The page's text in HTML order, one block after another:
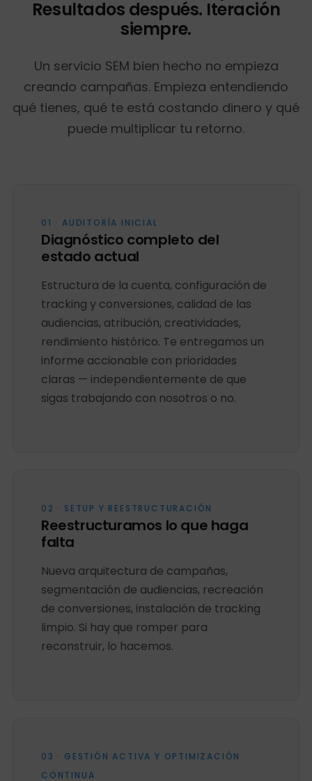
Resultados después. Iteración
siempre.
Un servicio SEM bien hecho no empieza
creando campañas. Empieza entendiendo
qué tienes, qué te está costando dinero y qué
puede multiplicar tu retorno.
01 · AUDITORÍA INICIAL
Diagnóstico completo del
estado actual
Estructura de la cuenta, configuración de
tracking y conversiones, calidad de las
audiencias, atribución, creatividades,
rendimiento histórico. Te entregamos un
informe accionable con prioridades
claras — independientemente de que
sigas trabajando con nosotros o no.
02 · SETUP Y REESTRUCTURACIÓN
Reestructuramos lo que haga
falta
Nueva arquitectura de campañas,
segmentación de audiencias, recreación
de conversiones, instalación de tracking
limpio. Si hay que romper para
reconstruir, lo hacemos.
03 · GESTIÓN ACTIVA Y OPTIMIZACIÓN
CONTINUA